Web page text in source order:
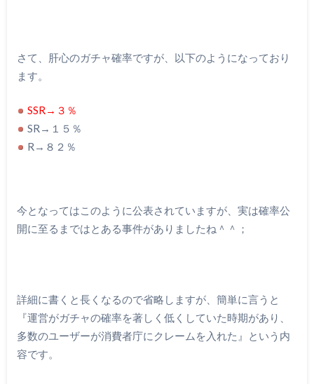
さて、肝心のガチャ確率ですが、以下のようになっており
ます。
SSR→３％
SR→１５％
R→８２％
今となってはこのように公表されていますが、実は確率公
開に至るまではとある事件がありましたね＾＾；
詳細に書くと長くなるので省略しますが、簡単に言うと
『運営がガチャの確率を著しく低くしていた時期があり、
多数のユーザーが消費者庁にクレームを入れた』という内
容です。